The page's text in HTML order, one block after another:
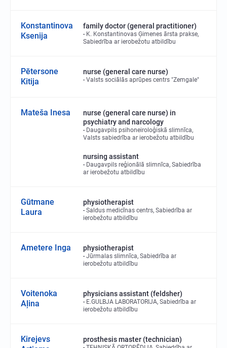
Konstantinova
Ksenija
family doctor (general practitioner)
K. Konstantinovas Ģimenes ārsta prakse,
Sabiedrība ar ierobežotu atbildību
Pētersone
Kitija
nurse (general care nurse)
Valsts sociālās aprūpes centrs "Zemgale"
Mateša Inesa
nurse (general care nurse) in
psychiatry and narcology
Daugavpils psihoneiroloģiskā slimnīca,
Valsts sabiedrība ar ierobežotu atbildību
nursing assistant
Daugavpils reģionālā slimnīca, Sabiedrība
ar ierobežotu atbildību
Gūtmane
Laura
physiotherapist
Saldus medicīnas centrs, Sabiedrība ar
ierobežotu atbildību
Ametere Inga physiotherapist
Jūrmalas slimnīca, Sabiedrība ar
ierobežotu atbildību
Voitenoka
Aļina
physicians assistant (feldsher)
E.GULBJA LABORATORIJA, Sabiedrība ar
ierobežotu atbildību
Kirejevs
prosthesis master (technician)